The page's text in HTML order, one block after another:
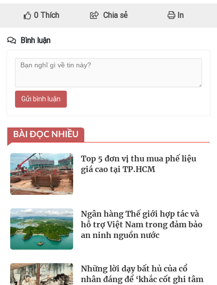
0Thích Chia sẻ In
Bình luận
Gửi bình luận
BÀI ĐỌC NHIỀU
Top 5 đơn vị thu mua phế liệu
giá cao tại TP.HCM
Ngân hàng Thế giới hợp tác và
hỗ trợ Việt Nam trong đảm bảo
an ninh nguồn nước
Những lời dạy bất hủ của cổ
nhân đáng để ‘khắc cốt ghi tâm